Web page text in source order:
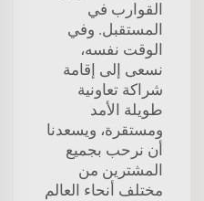
القوارب في
المستقبل. وفي
الوقت نفسه،
نسعى إلى إقامة
شراكة تعاونية
طويلة الأمد
ومستقرة، ويسعدنا
أن نرحب بجميع
المشترين من
مختلف أنحاء العالم